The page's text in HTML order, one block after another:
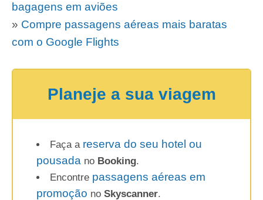
bagagens em aviões
» Compre passagens aéreas mais baratas
com o Google Flights
Planeje a sua viagem
Faça a reserva do seu hotel ou
pousada no Booking.
Encontre passagens aéreas em
promoção no Skyscanner.